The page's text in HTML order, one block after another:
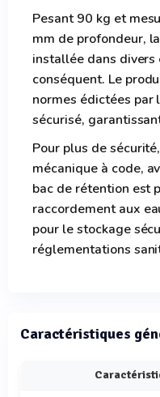
Pesant 90 kg et
mm de profondeur,
installée dans
conséquent. Le
normes édictées par
sécurisé,
Pour plus de
mécanique à code,
bac de rétention est
raccordement aux
pour le stockage
réglementations
Caractéristiques